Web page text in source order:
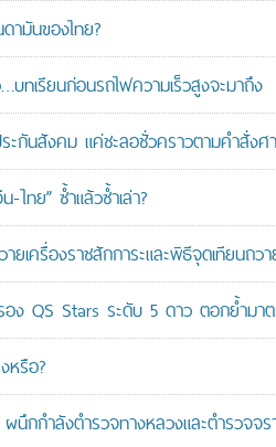
ามันของไทย?
ทเรียนก่อนรถไฟความเร็วสูงจะมาถึง
กันสังคม แค่ชะลอชั่วคราวตามคำสั่ง
ทย” ซ้ำแล้วซ้ำเล่า?
ยเครื่องราชสักการะและพิธีจุดเทียน
ง QS Stars ระดับ 5 ดาว ตอกย้ำม
หรือ?
นึกกำลังตำรวจทางหลวงและตำรวจจ